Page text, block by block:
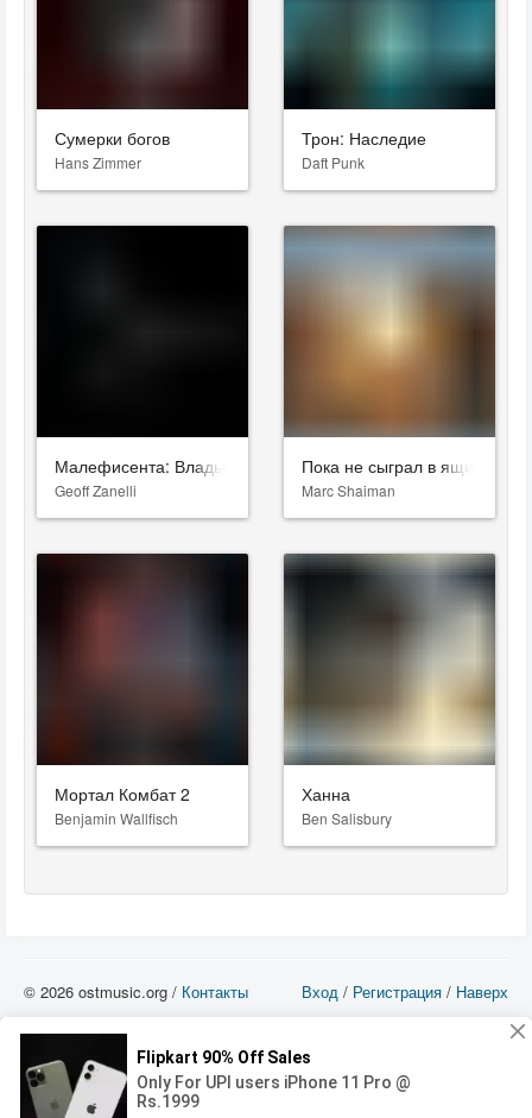
Сумерки богов
Hans Zimmer
Трон: Наследие
Daft Punk
Малефисента: Владычица тьмы
Geoff Zanelli
Пока не сыграл в ящик
Marc Shaiman
Мортал Комбат 2
Benjamin Wallfisch
Ханна
Ben Salisbury
Вход / Регистрация / Наверх
© 2026 ostmusic.org / Контакты
можете использовать такие материалы только в том в случае, если
использование производится с ознакомительными целями - для прочих целей
вы должны приобрести лицензионную запись.